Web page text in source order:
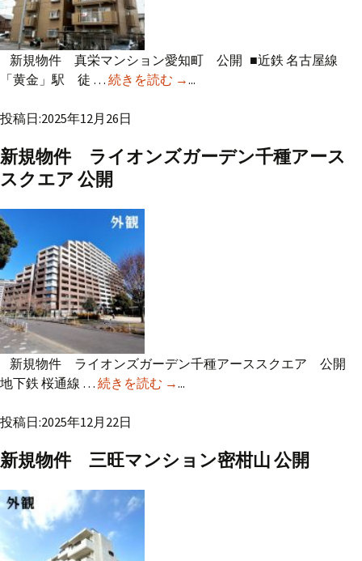
新規物件 真栄マンション愛知町 公開 ■近鉄 名古屋線
「黄金」駅 徒 … 続きを読む 新規物件 真栄マンション愛知
→...
投稿日:2025年12月26日
新規物件 ライオンズガーデン千種アース
スクエア 公開
新規物件 ライオンズガーデン千種アーススクエア 公開
地下鉄 桜通線 … 続きを読む 新規物件 ライオンズガーデン千
→...
投稿日:2025年12月22日
新規物件 三旺マンション密柑山 公開